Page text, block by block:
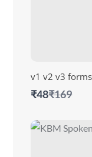
v1 v2 v3
₹48Compare
₹169